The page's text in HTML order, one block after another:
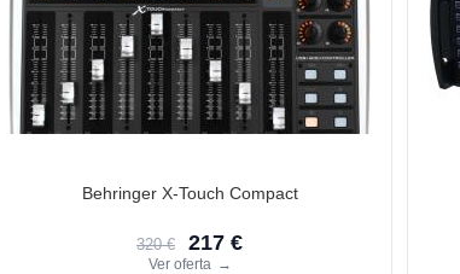
Behringer X-Touch Compact
320 € 217 €
Ver oferta →